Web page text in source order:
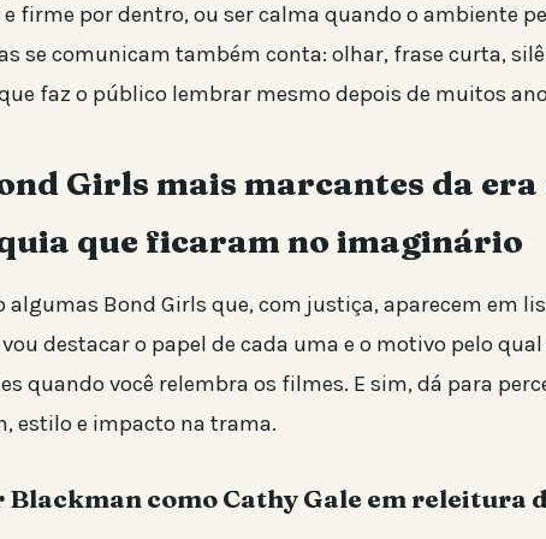
firme por dentro, ou ser calma quando o ambiente
se comunicam também conta: olhar, frase curta,
faz o público lembrar mesmo depois de muitos
Girls mais marcantes da era
que ficaram no imaginário
algumas Bond Girls que, com justiça, aparecem em
vou destacar o papel de cada uma e o motivo pelo
quando você relembra os filmes. E sim, dá para
estilo e impacto na trama.
Blackman como Cathy Gale em releitura